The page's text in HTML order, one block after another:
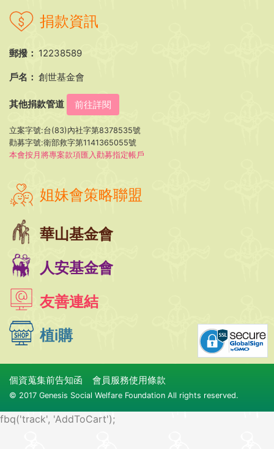
捐款資訊
郵撥： 12238589
戶名： 創世基金會
其他捐款管道 前往詳閱
立案字號:台(83)內社字第8378535號
勸募字號:衛部救字第1141365055號
本會按月將專案款項匯入勸募指定帳戶
姐妹會策略聯盟
華山基金會
人安基金會
友善連結
植i購
個資蒐集前告知函 會員服務使用條款
© 2017 Genesis Social Welfare Foundation All rights reserved.
fbq('track', 'AddToCart');